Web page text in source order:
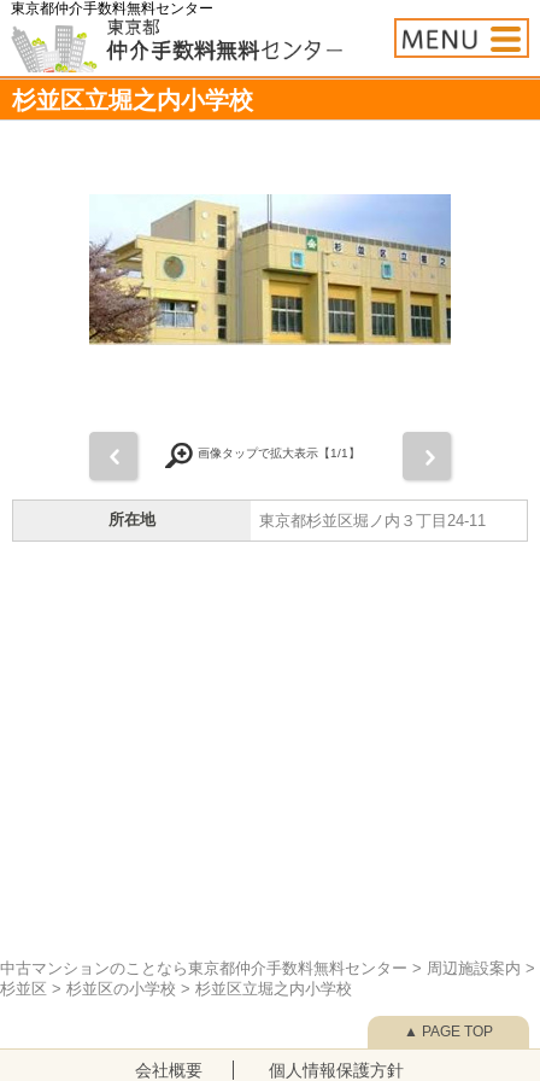
東京都仲介手数料無料センター
杉並区立堀之内小学校
画像タップで拡大表示【1/1】
所在地 東京都杉並区堀ノ内３丁目24-11
中古マンションのことなら東京都仲介手数料無料センター > 周辺施設案内 >
杉並区 > 杉並区の小学校 > 杉並区立堀之内小学校
会社概要 個人情報保護方針
▲ PAGE TOP